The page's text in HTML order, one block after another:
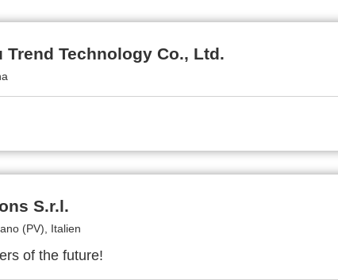
Trend Technology Co., Ltd.
S.r.l.
(PV), Italien
of the future!